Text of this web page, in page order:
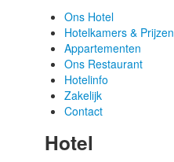
Ons Hotel
Hotelkamers & Prijzen
Appartementen
Ons Restaurant
Hotelinfo
Zakelijk
Contact
Hotel